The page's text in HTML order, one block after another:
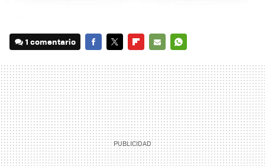
1 comentario
MAIL